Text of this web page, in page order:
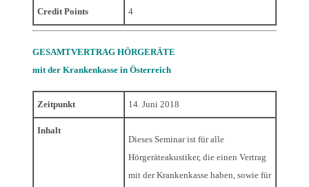
Credit Points 4
GESAMTVERTRAG HÖRGERÄTE
mit der Krankenkasse in Österreich
Zeitpunkt 14. Juni 2018
Inhalt
Dieses Seminar ist für alle
Hörgeräteakustiker, die einen Vertrag
mit der Krankenkasse haben, sowie für